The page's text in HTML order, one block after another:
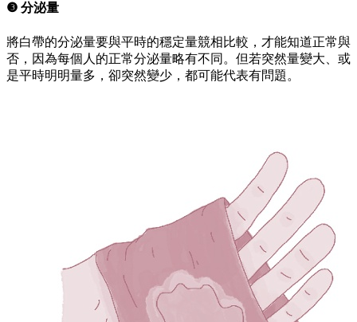
❸ 分泌量
將白帶的分泌量要與平時的穩定量競相比較，才能知道正常與
否，因為每個人的正常分泌量略有不同。但若突然量變大、或
是平時明明量多，卻突然變少，都可能代表有問題。